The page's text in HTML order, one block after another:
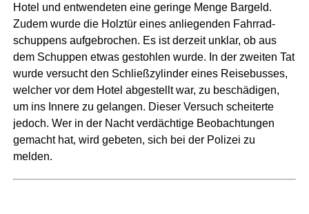
Hotel und ent­wen­de­ten eine gerin­ge Men­ge Bar­geld.
Zudem wur­de die Holz­tür eines anlie­gen­den Fahr­rad­
schup­pens auf­ge­bro­chen. Es ist der­zeit unklar, ob aus
dem Schup­pen etwas gestoh­len wur­de. In der zwei­ten Tat
wur­de ver­sucht den Schließ­zy­lin­der eines Rei­se­bus­ses,
wel­cher vor dem Hotel abge­stellt war, zu beschä­di­gen,
um ins Inne­re zu gelan­gen. Die­ser Ver­such schei­ter­te
jedoch. Wer in der Nacht ver­däch­ti­ge Beob­ach­tun­gen
gemacht hat, wird gebe­ten, sich bei der Poli­zei zu
melden.